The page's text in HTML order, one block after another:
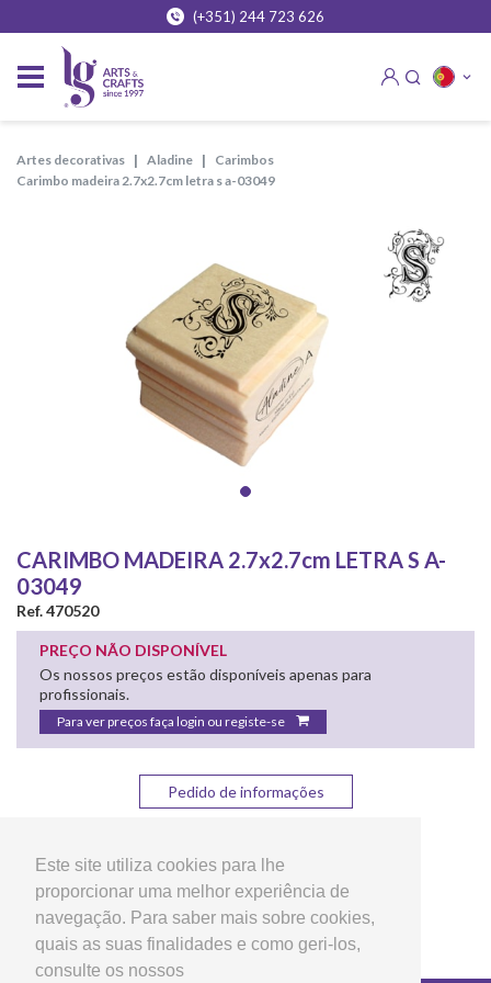
Este site utiliza cookies para lhe
proporcionar uma melhor experiência de
navegação. Para saber mais sobre cookies,
quais as suas finalidades e como geri-los,
consulte os nossos
(+351) 244 723 626
artes decorativas aladine
carimbos
carimbo madeira 2.7x2.7cm letra s a-03049
CARIMBO MADEIRA 2.7x2.7cm LETRA S A-
03049
Ref. 470520
PREÇO NÃO DISPONÍVEL
Os nossos preços estão disponíveis apenas para
profissionais.
Para ver preços faça login ou registe-se
Pedido de informações